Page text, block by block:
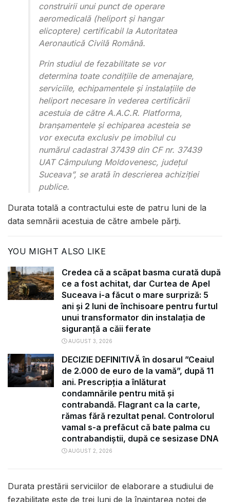
construirii unui punct de operare
aeromedicală (heliport și hangar
elicoptere) certificabil la Autoritatea
Aeronautică Civilă Română.
Prin studiul de fezabilitate se vor
determina toate condițiile de amenajare,
serviciile, echipamentele și instalațiile de
heliport necesare în vederea certificării
acestuia de către A.A.C.R. Platforma,
branșamentele și echiparea acesteia se
vor executa exclusiv pe imobilul cu
numărul cadastral 37439 din CF nr. 37439
UAT Câmpulung Moldovenesc, județul
Suceava”, se arată în descrierea achiziției
publice.
Durata totală a contractului este de patru luni de la
data semnării acestuia de către ambele părți.
YOU MIGHT ALSO LIKE
Credea că a scăpat basma curată după
ce a fost achitat, dar Curtea de Apel
Suceava i-a făcut o mare surpriză: 5
ani și 2 luni de închisoare pentru furtul
unui transformator din instalația de
siguranță a căii ferate
AUGUST 3, 2026
DECIZIE DEFINITIVĂ în dosarul ”Ceaiul
de 2.000 de euro de la vamă”, după 11
ani. Prescripția a înlăturat
condamnările pentru mită și
contrabandă. Flagrant ca la carte,
rămas fără rezultat penal. Controlorul
vamal s-a prefăcut că bate palma cu
contrabandiștii, după ce sesizase DNA
AUGUST 2, 2026
Durata prestării serviciilor de elaborare a studiului de
fezabilitate este de trei luni de la înaintarea notei de